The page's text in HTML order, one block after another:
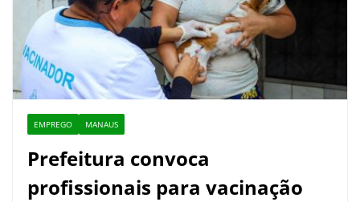
EMPREGO MANAUS
Prefeitura convoca
profissionais para vacinação